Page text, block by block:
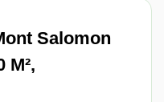
Salomon
M²,